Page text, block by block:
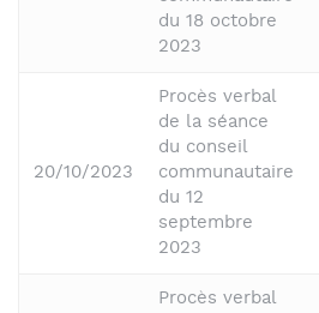
du 18 octobre
2023
20/10/2023
Procès verbal
de la séance
du conseil
communautaire
du 12
septembre
2023
Procès verbal